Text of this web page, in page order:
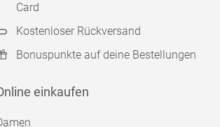
Card
Kostenloser Rückversand
Bonuspunkte auf deine Bestellungen
einkaufen